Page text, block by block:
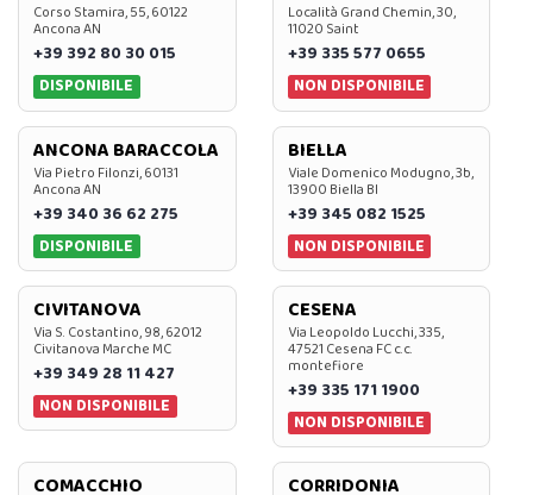
Corso Stamira, 55, 60122
Ancona AN
+39 392 80 30 015
DISPONIBILE
Località Grand Chemin, 30,
11020 Saint
+39 335 577 0655
NON DISPONIBILE
ANCONA BARACCOLA
Via Pietro Filonzi, 60131
Ancona AN
+39 340 36 62 275
DISPONIBILE
BIELLA
Viale Domenico Modugno, 3b,
13900 Biella BI
+39 345 082 1525
NON DISPONIBILE
CIVITANOVA
Via S. Costantino, 98, 62012
Civitanova Marche MC
+39 349 28 11 427
NON DISPONIBILE
CESENA
Via Leopoldo Lucchi, 335,
47521 Cesena FC c.c.
montefiore
+39 335 171 1900
NON DISPONIBILE
COMACCHIO CORRIDONIA